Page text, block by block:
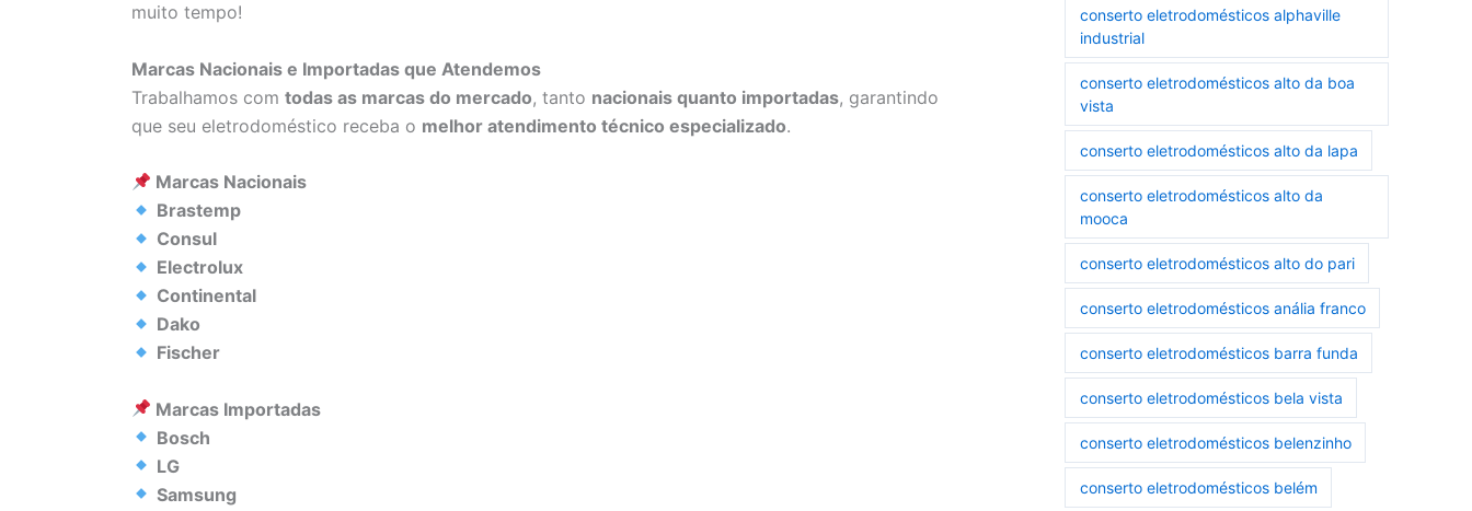
muito tempo!
Marcas Nacionais e Importadas que Atendemos
Trabalhamos com todas as marcas do mercado, tanto nacionais quanto importadas, garantindo
que seu eletrodoméstico receba o melhor atendimento técnico especializado.
Marcas Nacionais
Brastemp
Consul
Electrolux
Continental
Dako
Fischer
Marcas Importadas
Bosch
LG
Samsung
conserto eletrodomésticos alphaville
industrial
conserto eletrodomésticos alto da boa
vista
conserto eletrodomésticos alto da lapa
conserto eletrodomésticos alto da
mooca
conserto eletrodomésticos alto do pari
conserto eletrodomésticos anália franco
conserto eletrodomésticos barra funda
conserto eletrodomésticos bela vista
conserto eletrodomésticos belenzinho
conserto eletrodomésticos belém